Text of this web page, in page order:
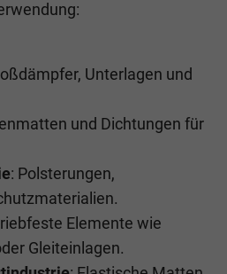
Unterlagen und
und Dichtungen für
: Polsterungen,
Elemente wie
Gleiteinlagen.